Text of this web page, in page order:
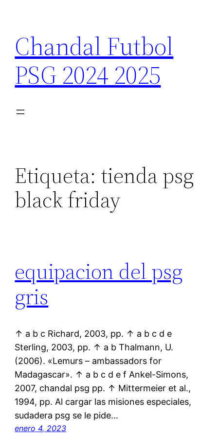
contenido
Chandal Futbol
PSG 2024 2025
Etiqueta: tienda psg
black friday
equipacion del psg
gris
↑ a b c Richard, 2003, pp. ↑ a b c d e
Sterling, 2003, pp. ↑ a b Thalmann, U.
(2006). «Lemurs – ambassadors for
Madagascar». ↑ a b c d e f Ankel-Simons,
2007, chandal psg pp. ↑ Mittermeier et al.,
1994, pp. Al cargar las misiones especiales,
sudadera psg se le pide…
enero 4, 2023